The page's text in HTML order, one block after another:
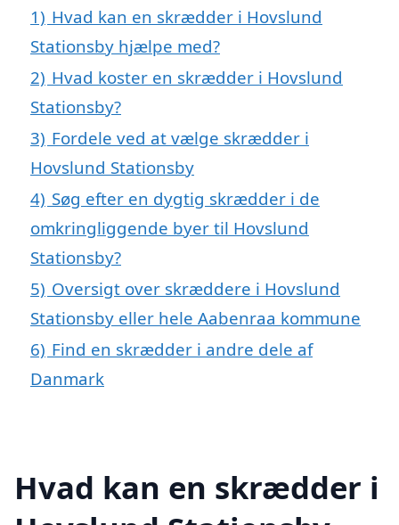
1) Hvad kan en skrædder i Hovslund
Stationsby hjælpe med?
2) Hvad koster en skrædder i Hovslund
Stationsby?
3) Fordele ved at vælge skrædder i
Hovslund Stationsby
4) Søg efter en dygtig skrædder i de
omkringliggende byer til Hovslund
Stationsby?
5) Oversigt over skræddere i Hovslund
Stationsby eller hele Aabenraa kommune
6) Find en skrædder i andre dele af
Danmark
Hvad kan en skrædder i